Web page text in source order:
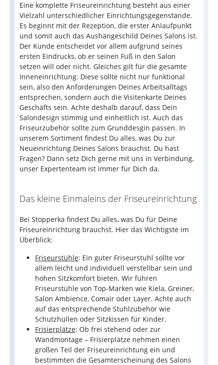
Eine komplette Friseureinrichtung besteht aus einer
Vielzahl unterschiedlicher Einrichtungsgegenstände.
Es beginnt mit der Rezeption, die erster Anlaufpunkt
und somit auch das Aushängeschild Deines Salons ist.
Der Kunde entscheidet vor allem aufgrund seines
ersten Eindrucks, ob er seinen Fuß in den Salon
setzen will oder nicht. Gleiches gilt für die gesamte
Inneneinrichtung: Diese sollte nicht nur funktional
sein, also den Anforderungen Deines Arbeitsalltags
entsprechen, sondern auch die Visitenkarte Deines
Geschäfts sein. Achte deshalb darauf, dass Dein
Salondesign stimmig und einheitlich ist. Auch das
Friseurzubehör sollte zum Grunddesgin passen. In
unserem Sortiment findest Du alles, was Du zur
Neueinrichtung Deines Salons brauchst. Du hast
Fragen? Dann setz Dich gerne mit uns in Verbindung,
unser Expertenteam ist immer für Dich da.
Das kleine Einmaleins der Friseureinrichtung
Bei Stopperka findest Du alles, was Du für Deine
Friseureinrichtung brauchst. Hier das Wichtigste im
Überblick:
Friseurstühle: Ein guter Friseurstuhl sollte vor
allem leicht und individuell verstellbar sein und
hohen Sitzkomfort bieten. Wir führen
Friseurstühle von Top-Marken wie Kiela, Greiner,
Salon Ambience, Comair oder Layer. Achte auch
auf das entsprechende Stuhlzubehör wie
Schutzhüllen oder Sitzkissen für Kinder.
Frisierplätze: Ob frei stehend oder zur
Wandmontage – Frisierplätze nehmen einen
großen Teil der Friseureinrichtung ein und
bestimmten die Gesamterscheinung des Salons